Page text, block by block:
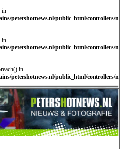
in
petershotnews.nl/public_html/controllers/
in
petershotnews.nl/public_html/controllers/
in
petershotnews.nl/public_html/controllers/